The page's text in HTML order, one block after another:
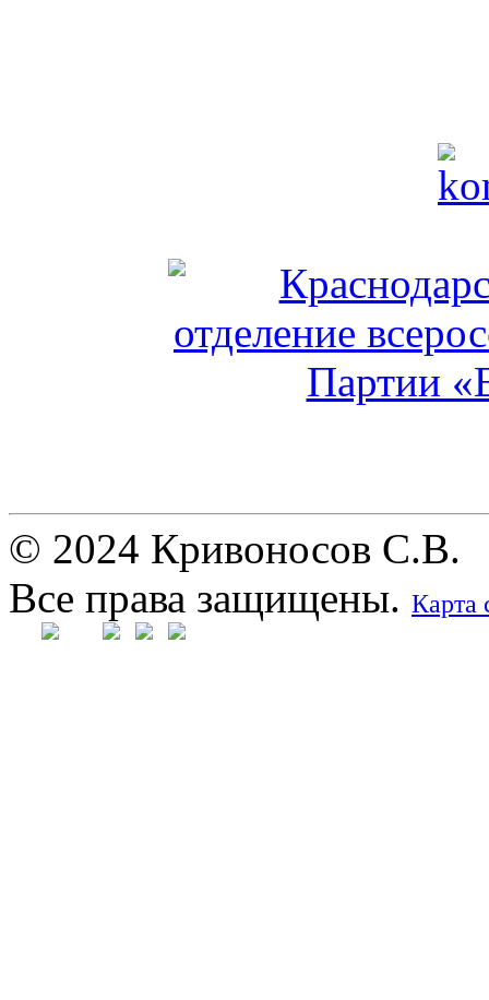
© 2024 Кривоносов С.В.
Все права защищены. Карта